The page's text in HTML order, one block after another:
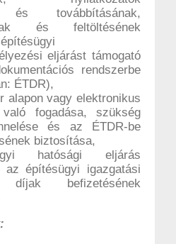
és továbbításának,
és feltöltésének
eljárást támogató
rendszerbe
ÉTDR),
alapon vagy elektronikus
való fogadása, szükség
és az ÉTDR-be
biztosítása,
hatósági eljárás
az építésügyi igazgatási
díjak befizetésének